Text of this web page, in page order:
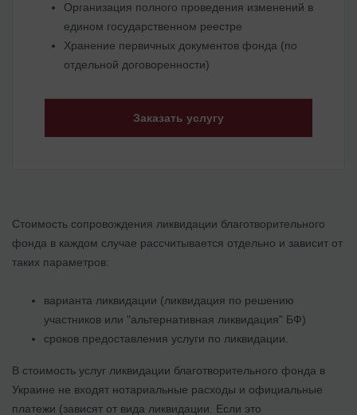
Организация полного проведения изменений в
едином государственном реестре
Хранение первичных документов фонда (по
отдельной договоренности)
Заказать услугу
Стоимость сопровождения ликвидации благотворительного
фонда в каждом случае рассчитывается отдельно и зависит от
таких параметров:
варианта ликвидации (ликвидация по решению
участников или "альтернативная ликвидация" БФ)
сроков предоставления услуги по ликвидации.
В стоимость услуг ликвидации благотворительного фонда в
Украине не входят нотариальные расходы и официальные
платежи (зависят от вида ликвидации. Если это